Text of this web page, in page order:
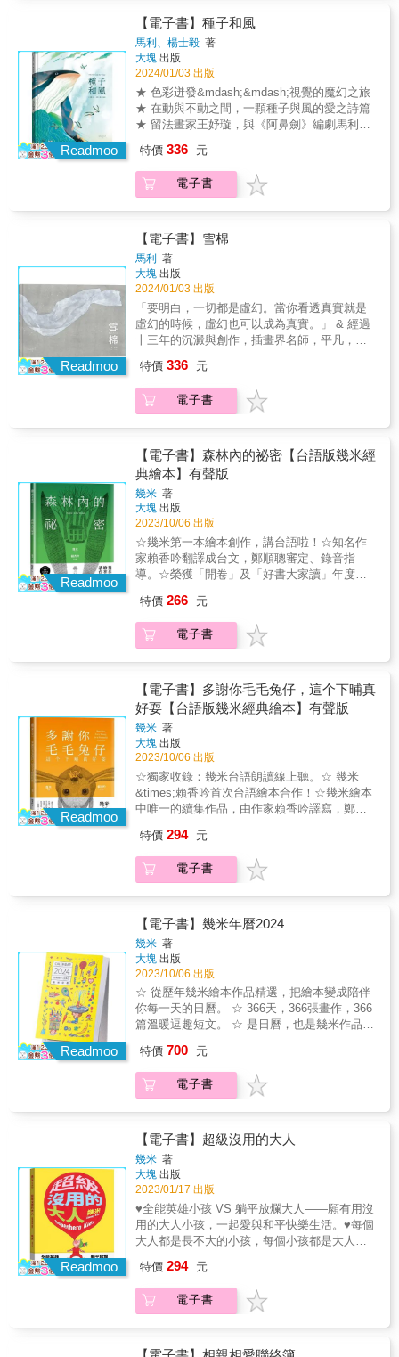
己的影子。雖然這個故事很早就成形，架構也
在靈感浮現時就已完整，因而做這本書時，並
沒有創意上的瓶頸；但奇怪的是，心裡卻一直
覺得苦。這一次，我好像是在跟我的作品對抗
搏鬥，而不是在創造它。「我對孤獨一向敏
感，即使在人群中，孤獨的感覺依然如影隨
形。我總認為，不論一個人擁有多少，最終都
是要孤獨離開的。因此，我的作品中，向來有
一種孤獨的氛圍，只是在《幸運兒》裡，最後
後，我已經創作出更多的作品，但不知為何，
對於《月亮忘記了》的小孩和《幸運兒》裡的
董事長，總是覺得很心疼。「畫完《幸運兒》
之後，我大大地鬆了一口氣，只是創作的時間
拉得太長了，竟高興不起來，也久久無法把它
拿起來重讀。不過，那些之前我無法承受的東
西，好像變得可以承受了，之前的困擾也不再
是困擾。我想我也經歷了一場振翅掙扎脫困的
洗禮，隨著董事長悠遊在遙遠的天際。「這本
書讓我深刻體會到創作的艱困，更為佩服世界
上所有持續創作的人。曇花一現的天才，讓人
羨慕，默默耕耘的工作者，令人感動。總在最
低潮時，想到許多偉大創作者的堅持，就會低
下頭來，繼續畫圖。」這是一本悲憫與傳奇之
書，以繪本展現了人生永恆的思索。你願意成
Readmoo
【電子書】種子和風
馬利、楊士毅 著
大塊 出版
2024/01/03 出版
★ 色彩迸發&mdash;&mdash;視覺的魔幻之旅
★ 在動與不動之間，一顆種子與風的愛之詩篇
★ 留法畫家王妤璇，與《阿鼻劍》編劇馬利、
風吹過樹林的時候，愛上了一顆本來要落地的
種子。」 & 愛情要能打動人心，免不了衝突與
矛盾的歷練；當一個注定要落地生根的種子，
能適當地回應這份愛？ & 《種子和風》的故事
是由《阿鼻劍》的編劇暨小說家馬利，與剪紙
藝術家Apple蘋果101旗艦店開幕指定合作者楊
士毅共同創作。他們從安土重遷的「種子」和
四處流浪的「風」的邂逅，講了一個「動」與
「靜」的故事，一個「自由」與「自我」的故
事，一個「時間」與「等待」的故事，也是一
個「愛」與「被愛」的故事。 & 《種子和風》
的繪者，是留法畫者王妤璇。王妤璇深愛植
過自己對自然的理解，再加上對色彩最奔騰的
想像，把這個愛情故事畫出了有形與無形的繾
綣。 & 每一個人都會有遇上自己心愛對象的時
時刻。 有一個人都有想要探尋自我的意念，每
一個人也都有想要伴侶共走旅程的渴望。 在這
些不同的時刻、意念和渴望的交錯之下，一個
人要怎麼寫好自己生命的故事，一段愛情要如
何才稱得上圓滿？ & 《種子和風》邀請讀者一
同走入一道風和一顆種子的感情世界，共同思
索。 & 聯合推薦 & 川貝母／插畫家 古碧玲／
作家 阿尼默／插畫工作者 幾米／繪本作家 黃
昇／視覺藝術家 薛慧瑩／插畫家 （筆畫排
序） &
特價 336 元
電子書
Readmoo
【電子書】雪棉
馬利
著
大塊 出版
2024/01/03 出版
「要明白，一切都是虛幻。當你看透真實就是
虛幻的時候，虛幻也可以成為真實。」 & 經過
十三年的沉澱與創作，插畫界名師，平凡，與
本新作《雪棉》。這不但是平凡的第一本繪本
創作，也是他首次運用日本畫材創作的作品：
朦朧、淡雅的色調，與奇幻的元素和禪意的敘
馬利七年前在街上一次偶然的相遇。馬利為了
讓平凡可以盡情揮灑其發展了多年的新畫風，
量身打做寫出了這個有關願望的故事。 & 故事
講述王清，一位對布料有著無比熱情的青年。
在經歷了生意的興衰和被盜賊洗劫後，他流落
異鄉，在偶然之下遇見了一位擁有神秘力量的
老人。在這位老人的指導下，王清學會了三種
仙術：穿山入壁、化雪為絮、無中生有。然
而，在他即將修成正果之際，卻觸犯了師傅的
禁忌，從而開始了一段充滿反思和探索的旅
入一個充滿奇幻與哲思的世界。《雪棉》不僅
是一場雅緻的視覺饗宴，更是一種深層、寧靜
的閱讀體驗。 & 「雪要如何成為棉？這本繪本
阻的捷運仙術；不取食與色的迷惑仙術；唯一
留下的是得以成為織造「雪棉」職人的仙術。
當主角老矣，他想再找回以前的初心？或是替
代當個修仙的引渡人？ & 這是一本老少咸宜的
繪本，故事富含哲思；新讀者可以自主添油加
醋；繪圖細膩精緻，老讀者可以細細品味收
藏。」&mdash;&mdash;萬隆租書店店長 麥可
周 & 聯合推薦（依筆畫排序）： & &典心
&mdash;&mdash; 藝術家 麥可周
&mdash;&mdash; 中興大學台灣文學與跨國文
化所副教授 黃健和 &mdash;&mdash; 大辣出
版總編輯 黑潔明 &mdash;&mdash; 知名作家
楊双子 &mdash;&mdash; 小說家 解永華
&mdash;&mdash; 師大白鹿洞店長
特價 336 元
電子書
Readmoo
【電子書】森林內的祕密【台語版幾米經
典繪本】有聲版
幾米 著
大塊 出版
2023/10/06 出版
☆幾米第一本繪本創作，講台語啦！☆知名作
家賴香吟翻譯成台文，鄭順聰審定、錄音指
導。☆榮獲「開卷」及「好書大家讀」年度最
與續作《多謝你毛毛兔仔，這个下晡真好耍》
同時改版，以全新的語調傾訴這個從童年到熟
齡的人生故事。&獨家收錄：幾米台語朗讀線上
後的窗前慢慢睡著了。毛毛兔來了，和女孩快
樂地在森林裡嬉戲。他們度過了一個快樂的下
午，毛毛兔沒說再見就離開了⋯⋯&《森林裡的
祕密》是個神祕遼遠的故事，訴說了一段黑白
純淨的心事。多年後，小女孩和毛毛兔開始說
台語，變成《森林內的祕密》。查某囡仔佮毛
毛兔仔講阿媽嘛聽有的話，去森林內底做伙
耍，拜訪足濟心適的所在，夢著上趣味的故
事⋯⋯&《森林裡的祕密》和《謝謝你毛毛兔，
這個下午真好玩》是幾米作品中唯一由相同主
小女孩／老太太與毛毛兔的故事。這次改以台
語版《森林內的祕密》和《多謝你毛毛兔仔，
這个下晡真好耍》與讀者見面，讓兩本接續的
林裡的祕密》是幾米第一本獨自創作的繪本作
品，但在這之前，幾米便以繪者的身分與向陽
老師合作台語童詩繪本《鏡內底的囡仔》。也
因為有這次的經驗，就想著小女孩／老太太與
毛毛兔的故事，如果可以用台語唸出來，應該
會別有韻味。後來讀到賴香吟小說裡的台語
文，婉轉有致，覺得森林裡的小女孩應該會是
文，以女性角度代入兩本書的女主角，用台語
說出這神祕而充滿生命感觸的故事。這是第一
次試著讓幾米的華文創作轉為台文，也期待讀
也像每個寧靜的早晨，我心裡渴望出現的場
景；或許它是那段時間我對生命的渴望；也可
能是我童年記憶的片段；或是我對襁褓中的女
兒未來的想像。」&mdash;&mdash;幾米
特價 266 元
電子書
Readmoo
【電子書】多謝你毛毛兔仔，這个下晡真
好耍【台語版幾米經典繪本】有聲版
幾米 著
大塊 出版
2023/10/06 出版
☆獨家收錄：幾米台語朗讀線上聽。☆ 幾米
&times;賴香吟首次台語繪本合作！☆幾米繪本
中唯一的續集作品，由作家賴香吟譯寫，鄭順
生哲理的故事。☆新設計新開本，《多謝你毛
毛兔仔，這个下晡真好耍》與前作《森林內的
祕密》同時改版，以全新的語調傾訴這個從童
時星期三的下午，毛毛兔呼喚她一起到森林裡
遊戲。多年以後，她變成了老太太，城市遭逢
瘟疫，人都走光了，她到關閉的動物園裡陪伴
著同樣老去的毛毛兔，回憶過去一起遊玩的往
事。&這擺，老太太和毛毛兔仔開始用台語講故
事。老太太若親像轉去細漢時，想起足濟足濟
快樂的往事，毛毛兔仔就𤆬伊變轉去做一个少
年囡仔，閣夢一擺⋯⋯&《謝謝你毛毛兔，這個
下午真好玩》華文版是以一種不同其他幾米繪
的書籍，其觸及的熟齡議題也是幾米作品中少
見，應該也是一般繪本作品中較少碰到的。當
年在台灣經歷SARS之後，幾米有感而發創作本
書，到了現在經過三年COVID-19疫情，再以台
語版的《多謝你毛毛兔仔，這个下晡真好耍》
與讀者碰面，更加顯現出故事裡主角被疫情所
困，只剩下與童年美好回憶的毛毛兔仔相伴的
意義。台語版《多謝你毛毛兔仔，這个下晡真
好耍》改變了當初的開本，與台語版《森林內
的祕密》搭配，為此幾米重新安排了畫作的翻
頁方式，特別是故事後段的飛翔場景。也和台
文譯者賴香吟討論，以台語文的行文為主，不
是逐字翻譯，而是適度改寫為合乎台文語感的
字句。希望這兩本台語版的繪本，會當𤆬咱去
看閣較濟無仝款的風景。&「《森林內的祕密》
的喟嘆。⋯⋯老太太只有透過想像，才能獲得
特價 294 元
電子書
Readmoo
【電子書】幾米年曆2024
幾米 著
大塊 出版
2023/10/06 出版
☆ 從歷年幾米繪本作品精選，把繪本變成陪伴
你每一天的日曆。 ☆ 366天，366張畫作，366
篇溫暖逗趣短文。 ☆ 是日曆，也是幾米作品的
傷畫面，易於保存。 ☆ 附有硬紙腳架與紙盒，
方便陳列與收納。 讓幾米與小完美陪伴你在
2024的每一天 《幾米年曆2024》召喚出好久不
在2024的每一天都可以趨近完美。 除了完美小
孩，《幾米年曆2024》將二十多年來的幾米繪
本作品重新整理過一遍，挑出時而有趣、時而
深情、有時憂鬱、有時嘲弄的幾米作品，讓
2024的每一天日曆都充滿趣味。 毛毛兔、森林
裡的小女孩、長翅膀的董事長、擁有月亮的小
孩、總是向左走向右走的男女主角、深情的藍
石頭、尋找星空的男孩女孩、千奇百怪的郝完
美、不斷問問題的布瓜、躲進世界角落的小
小披風⋯⋯紛紛從自己的繪本裡來到這本年
曆，一次就擁有眾多幾米作品主角的身影。
2024年每天日曆的畫作與文句都從過往幾米作
品裡精選而來，讓你每天翻頁時有不同的驚
特價 700 元
電子書
Readmoo
【電子書】超級沒用的大人
幾米 著
大塊 出版
2023/01/17 出版
♥全能英雄小孩 VS 躺平放爛大人——願有用沒
用的大人小孩，一起愛與和平快樂生活。♥每個
大人都是長不大的小孩，每個小孩都是大人的
大人的錯》之後，小孩不只幫大人糾錯，還要
拯救超級沒用的大人。♥不管大人有用或沒用，
反正小孩也都習慣了，只要可以好好愛孩子們
王爾德 —大人的心裡都還是那個長不大的小孩
特價 294 元
電子書